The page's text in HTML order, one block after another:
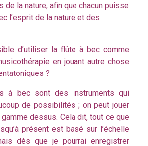
de la nature, afin que chacun puisse
l’esprit de la nature et des
d’utiliser la flûte à bec comme
en jouant autre chose
?
à bec sont des instruments qui
de possibilités ; on peut jouer
gamme dessus. Cela dit, tout ce que
présent est basé sur l’échelle
dès que je pourrai enregistrer